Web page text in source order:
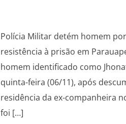
Polícia Militar detém homem
resistência à prisão em
homem identificado como
quinta-feira (06/11), após
residência da ex-companheira
foi […]